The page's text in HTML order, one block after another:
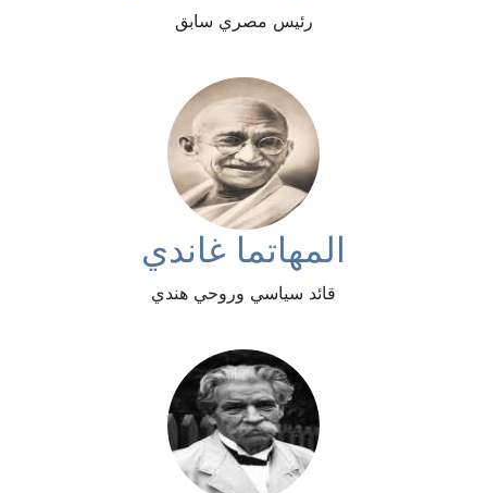
رئيس مصري سابق
المهاتما غاندي
قائد سياسي وروحي هندي